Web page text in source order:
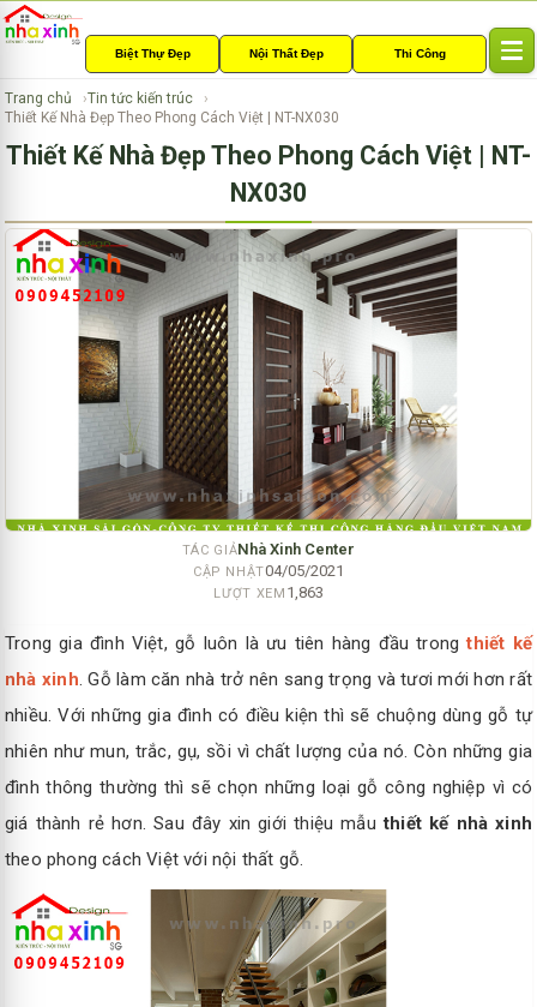
Biệt Thự Đẹp Nội Thất Đẹp Thi Công
a
Trang chủ
Tin tức kiến trúc
Thiết Kế Nhà Đẹp Theo Phong Cách Việt | NT-NX030
Thiết Kế Nhà Đẹp Theo Phong Cách Việt | NT-
NX030
TÁC GIẢNhà Xinh Center
CẬP NHẬT04/05/2021
LƯỢT XEM 1,863
Trong gia đình Việt, gỗ luôn là ưu tiên hàng đầu trongthiết kế
nhà xinh. Gỗ làm căn nhà trở nên sang trọng và tươi mới hơn rất
nhiều. Với những gia đình có điều kiện thì sẽ chuộng dùng gỗ tự
nhiên như mun, trắc, gụ, sồi vì chất lượng của nó. Còn những gia
đình thông thường thì sẽ chọn những loại gỗ công nghiệp vì có
giá thành rẻ hơn. Sau đây xin giới thiệu mẫuthiết kế nhà xinh
theo phong cách Việt với nội thất gỗ.